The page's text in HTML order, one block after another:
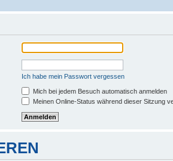
Ich habe mein Passwort vergessen
Mich bei jedem Besuch automatisch anmelden
Meinen Online-Status während dieser Sitzung